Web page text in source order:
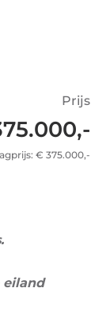
Prijs
€ 375.000,-
eiland